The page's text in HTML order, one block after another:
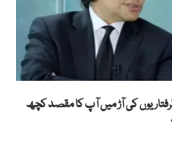
گرفتاریوں کی آڑ میں آپ کا مقصد کچھ